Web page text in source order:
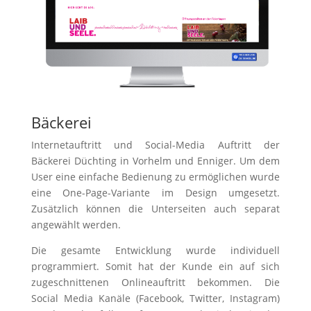
Bäckerei
Internetauftritt und Social-Media Auftritt der
Bäckerei Düchting in Vorhelm und Enniger. Um dem
User eine einfache Bedienung zu ermöglichen wurde
eine One-Page-Variante im Design umgesetzt.
Zusätzlich können die Unterseiten auch separat
angewählt werden.
Die gesamte Entwicklung wurde individuell
programmiert. Somit hat der Kunde ein auf sich
zugeschnittenen Onlineauftritt bekommen. Die
Social Media Kanäle (Facebook, Twitter, Instagram)